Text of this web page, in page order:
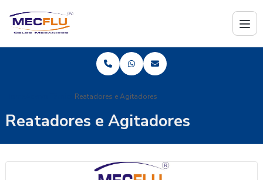
Reatadores e Agitadores
Reatadores e Agitadores